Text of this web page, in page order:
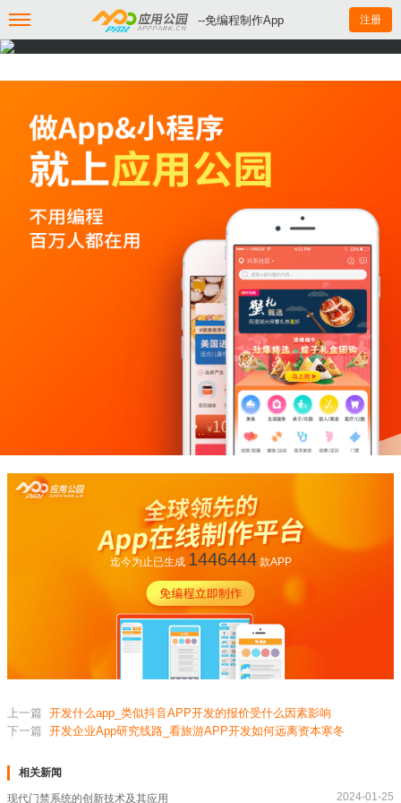
--免编程制作App 注册
迄今为止已生成 1446444款APP
上一篇 开发什么app_类似抖音APP开发的报价受什么因素影响
下一篇 开发企业App研究线路_看旅游APP开发如何远离资本寒冬
相关新闻
现代门禁系统的创新技术及其应用 2024-01-25